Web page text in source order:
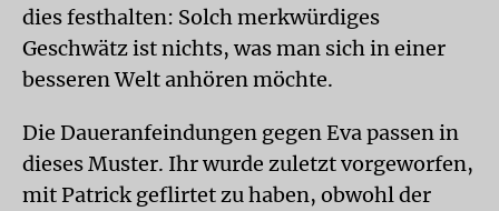
dies festhalten: Solch merkwürdiges
Geschwätz ist nichts, was man sich in einer
besseren Welt anhören möchte.
Die Daueranfeindungen gegen Eva passen in
dieses Muster. Ihr wurde zuletzt vorgeworfen,
mit Patrick geflirtet zu haben, obwohl der